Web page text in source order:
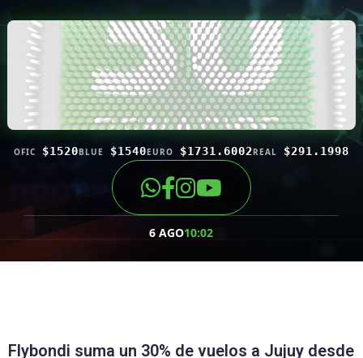
OFIC $1520BLUE $1540EURO $1731.6002REAL $291.1998
6 AGO10:02
Flybondi suma un 30% de vuelos a Jujuy desde